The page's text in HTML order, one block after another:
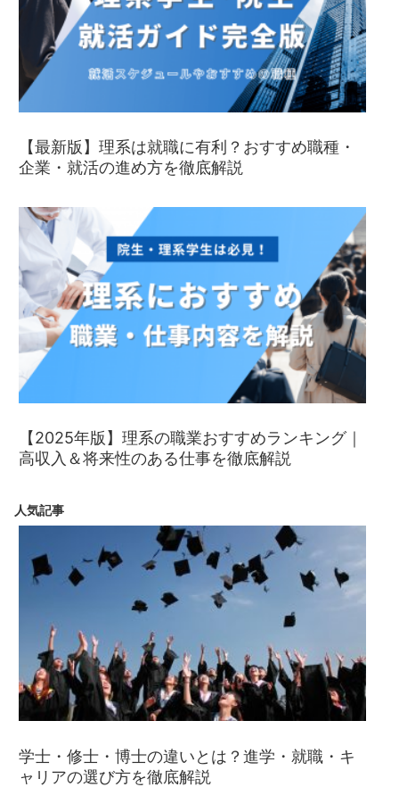
【最新版】理系は就職に有利？おすすめ職種・
企業・就活の進め方を徹底解説
【2025年版】理系の職業おすすめランキング｜
高収入＆将来性のある仕事を徹底解説
人気記事
学士・修士・博士の違いとは？進学・就職・キ
ャリアの選び方を徹底解説